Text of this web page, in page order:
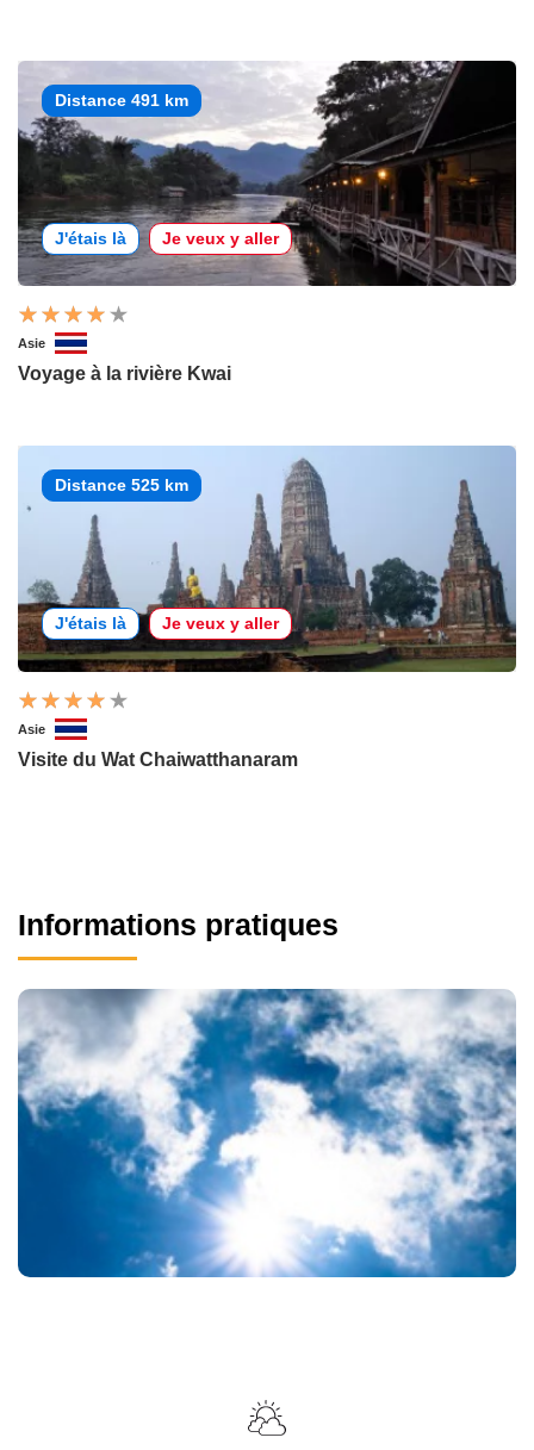
Distance 491 km
J'étais là Je veux y aller
Asie
Voyage à la rivière Kwai
Distance 525 km
J'étais là Je veux y aller
Asie
Visite du Wat Chaiwatthanaram
Informations pratiques